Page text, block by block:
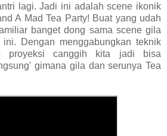
lagi. Jadi ini adalah scene ikonik
A Mad Tea Party! Buat yang udah
banget dong sama scene gila
Dengan menggabungkan teknik
proyeksi canggih kita jadi bisa
gimana gila dan serunya Tea